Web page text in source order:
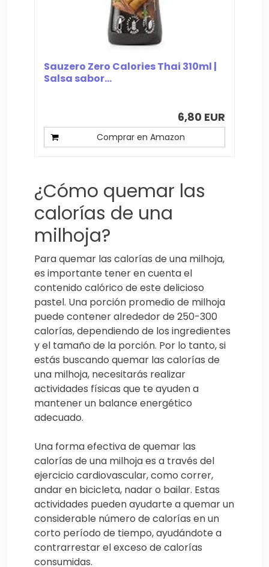
Sauzero Zero Calories Thai 310ml |
Salsa sabor...
6,80 EUR
Comprar en Amazon
¿Cómo quemar las
calorías de una
milhoja?
Para quemar las calorías de una milhoja,
es importante tener en cuenta el
contenido calórico de este delicioso
pastel. Una porción promedio de milhoja
puede contener alrededor de 250-300
calorías, dependiendo de los ingredientes
y el tamaño de la porción. Por lo tanto, si
estás buscando quemar las calorías de
una milhoja, necesitarás realizar
actividades físicas que te ayuden a
mantener un balance energético
adecuado.
Una forma efectiva de quemar las
calorías de una milhoja es a través del
ejercicio cardiovascular, como correr,
andar en bicicleta, nadar o bailar. Estas
actividades pueden ayudarte a quemar un
considerable número de calorías en un
corto período de tiempo, ayudándote a
contrarrestar el exceso de calorías
consumidas.